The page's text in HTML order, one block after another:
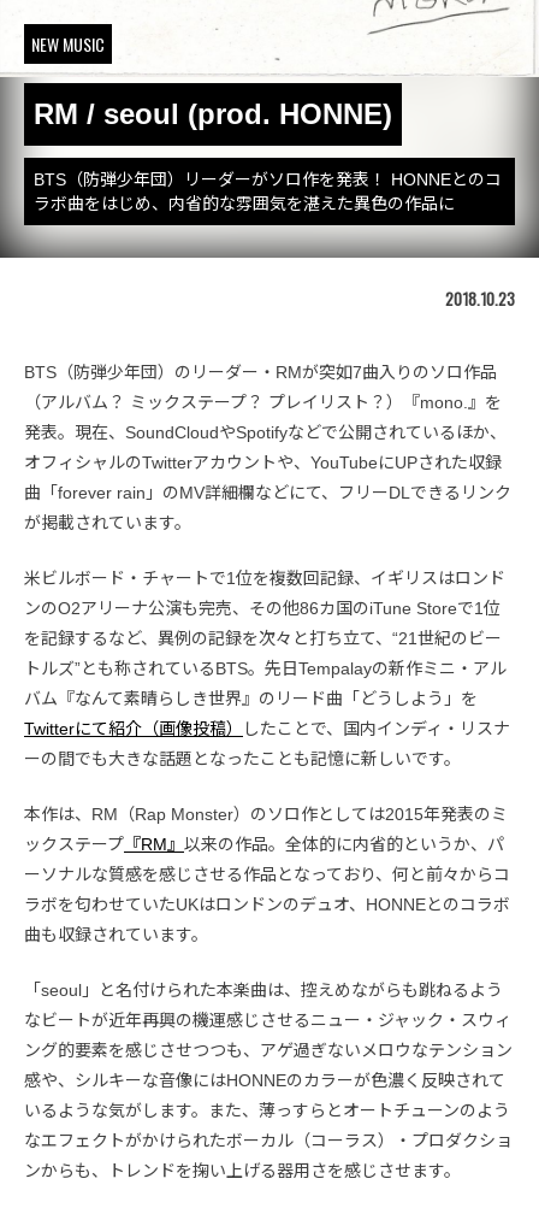
NEW MUSIC
RM / seoul (prod. HONNE)
BTS（防弾少年団）リーダーがソロ作を発表！ HONNEとのコ
ラボ曲をはじめ、内省的な雰囲気を湛えた異色の作品に
2018.10.23
BTS（防弾少年団）のリーダー・RMが突如7曲入りのソロ作品
（アルバム？ ミックステープ？ プレイリスト？）『mono.』を
発表。現在、SoundCloudやSpotifyなどで公開されているほか、
オフィシャルのTwitterアカウントや、YouTubeにUPされた収録
曲「forever rain」のMV詳細欄などにて、フリーDLできるリンク
が掲載されています。
米ビルボード・チャートで1位を複数回記録、イギリスはロンド
ンのO2アリーナ公演も完売、その他86カ国のiTune Storeで1位
を記録するなど、異例の記録を次々と打ち立て、“21世紀のビー
トルズ”とも称されているBTS。先日Tempalayの新作ミニ・アル
バム『なんて素晴らしき世界』のリード曲「どうしよう」を
Twitterにて紹介（画像投稿）
したことで、国内インディ・リスナ
ーの間でも大きな話題となったことも記憶に新しいです。
本作は、RM（Rap Monster）のソロ作としては2015年発表のミ
ックステープ 『RM』 以来の作品。全体的に内省的というか、パ
ーソナルな質感を感じさせる作品となっており、何と前々からコ
ラボを匂わせていたUKはロンドンのデュオ、HONNEとのコラボ
曲も収録されています。
「seoul」と名付けられた本楽曲は、控えめながらも跳ねるよう
なビートが近年再興の機運感じさせるニュー・ジャック・スウィ
ング的要素を感じさせつつも、アゲ過ぎないメロウなテンション
感や、シルキーな音像にはHONNEのカラーが色濃く反映されて
いるような気がします。また、薄っすらとオートチューンのよう
なエフェクトがかけられたボーカル（コーラス）・プロダクショ
ンからも、トレンドを掬い上げる器用さを感じさせます。